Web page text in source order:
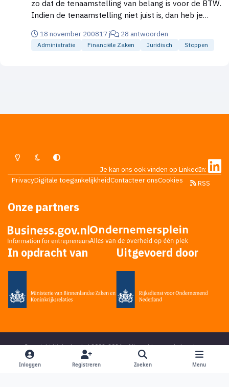
zo dat de tenaamstelling van belang is voor de BTW.
Indien de tenaamstelling niet juist is, dan heb je
zo? Maar hoe zit dit bijvoorbeeld bij de VPB. Als de
tenaamstelling niet juist is (en de crediteur wil deze
18 november 200817 j 28 antwoorden
Administratie Financiële Zaken Juridisch Stoppen
Lichte ModusDonkere ModusSysteemvoorkeur
Je kan ons ook vinden op LinkedIn:
PrivacyDigitale toegankelijkheidContacteer onsCookies RSS
Onze partners
In opdracht van Uitgevoerd door
Copyright Higherlevel.nl 2002-2026 - Alle rechten voorbehouden -
Privacy statement
- Powered by &DoReply
en bedacht door
Inloggen Registreren Zoeken Menu